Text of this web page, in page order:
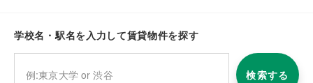
学校名・駅名を入力して賃貸物件を探す
検索する